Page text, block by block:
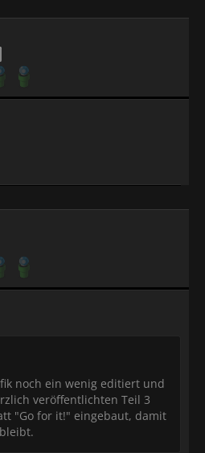
noch ein wenig editiert und
veröffentlichten Teil 3
"Go for it!" eingebaut, damit